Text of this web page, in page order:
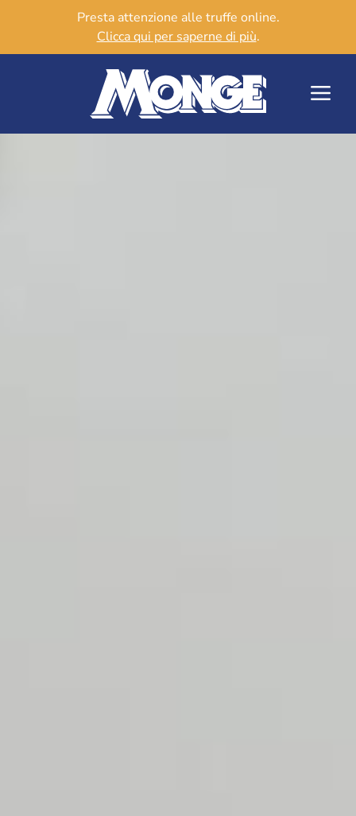
Presta attenzione alle truffe online.
Clicca qui per saperne di più.